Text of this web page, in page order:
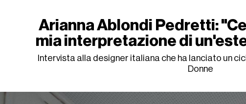
Arianna Ablondi Pedretti:
mia interpretazione di
Intervista alla designer italiana che ha lanciato un
Donne